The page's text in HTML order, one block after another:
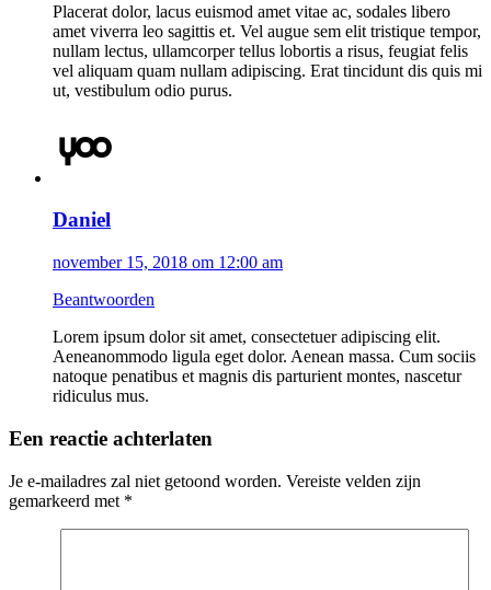
Placerat dolor, lacus euismod amet vitae ac, sodales libero
amet viverra leo sagittis et. Vel augue sem elit tristique tempor,
nullam lectus, ullamcorper tellus lobortis a risus, feugiat felis
vel aliquam quam nullam adipiscing. Erat tincidunt dis quis mi
ut, vestibulum odio purus.
Daniel
november 15, 2018 om 12:00 am
Beantwoorden
Lorem ipsum dolor sit amet, consectetuer adipiscing elit.
Aeneanommodo ligula eget dolor. Aenean massa. Cum sociis
natoque penatibus et magnis dis parturient montes, nascetur
ridiculus mus.
Een reactie achterlaten
Je e-mailadres zal niet getoond worden. Vereiste velden zijn
gemarkeerd met *